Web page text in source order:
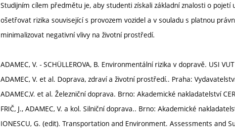
Studijním cílem předmětu je, aby studenti získali základní znalosti o
ošetřovat rizika související s provozem vozidel a v souladu s platnou
minimalizovat negativní vlivy na životní prostředí.
ADAMEC, V. - SCHÜLLEROVA, B. Environmentální rizika v dopravě. USI
ADAMEC, V. et al. Doprava, zdraví a životní prostředí.. Praha:
ADAMEC,V. et al. Železniční doprava. Brno: Akademické nakladatelství
FRIČ, J., ADAMEC, V. a kol. Silniční doprava.. Brno: Akademické
IONESCU, G. (edit). Transportation and Environment. Assessments and